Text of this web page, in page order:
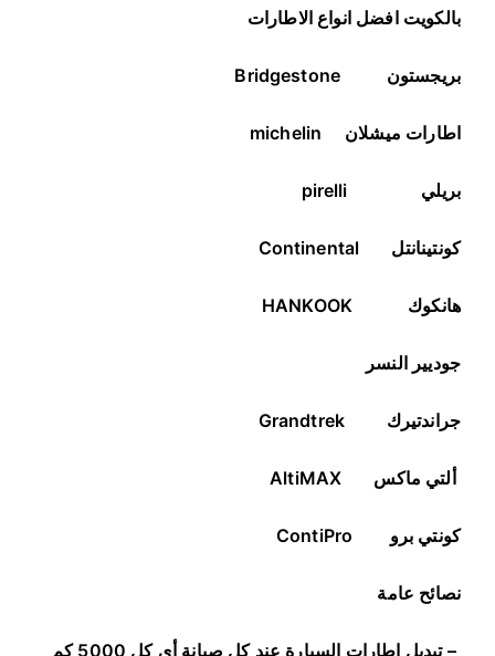
بالكويت افضل انواع الاطارات
بريجستون
اطارات ميشلان
بريلي
كونتينانتل
هانكوك
جوديير النسر
جراندتيرك
ألتي ماكس
كونتي برو
نصائح عامة
–
تبديل إطارات السيارة عند كل صيانة أي كل 5000 كم